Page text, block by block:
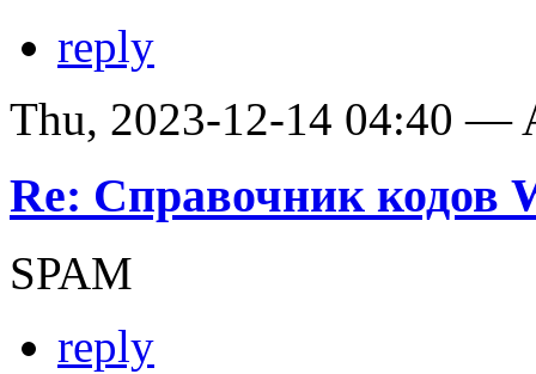
reply
Thu, 2023-12-14 04:40 —
Re: Справочник кодов
SPAM
reply